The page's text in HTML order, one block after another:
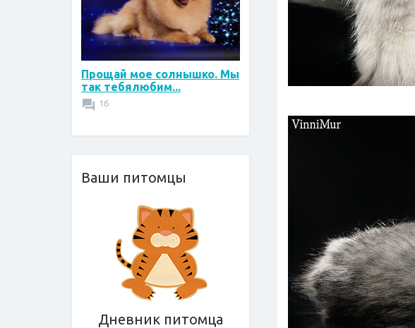
Прощай мое солнышко. Мы
так тебялюбим...
16
Ваши питомцы
Дневник питомца